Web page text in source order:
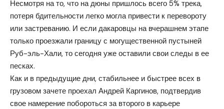
Несмотря на то, что на дюны пришлось всего 5% трека,
потеря бдительности легко могла привести к перевороту
или застреванию. И если дакаровцы на вчерашнем этапе
только проезжали границу с могущественной пустыней
Руб-эль-Хали, то сегодня уже оставили свои следы в ее
песках.
Как и в предыдущие дни, стабильнее и быстрее всех в
грузовом зачете проехал Андрей Каргинов, подтвердив
свое намерение побороться за второго в карьере